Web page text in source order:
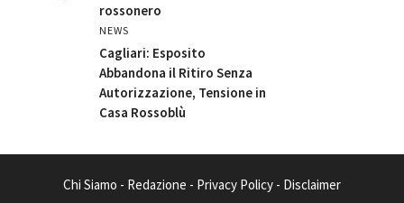
rossonero
NEWS
Cagliari: Esposito
Abbandona il Ritiro Senza
Autorizzazione, Tensione in
Casa Rossoblù
Chi Siamo - Redazione - Privacy Policy - Disclaimer